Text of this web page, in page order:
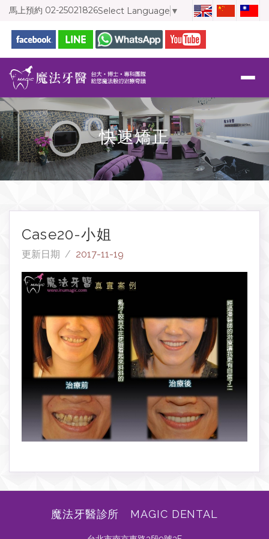
馬上預約 02-25021826Select Language ▼
快速矯正
Case20-小姐
更新日期 / 2017-11-19
魔法牙醫診所 MAGIC DENTAL